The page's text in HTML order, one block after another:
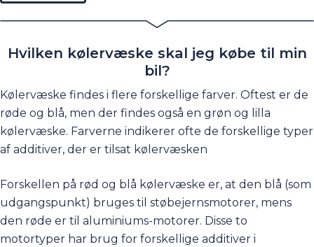
Hvilken kølervæske skal jeg købe til min
bil?
Kølervæske findes i flere forskellige farver. Oftest er de
røde og blå, men der findes også en grøn og lilla
kølervæske. Farverne indikerer ofte de forskellige typer
af additiver, der er tilsat kølervæsken
Forskellen på rød og blå kølervæske er, at den blå (som
udgangspunkt) bruges til støbejernsmotorer, mens
den røde er til aluminiums-motorer. Disse to
motortyper har brug for forskellige additiver i